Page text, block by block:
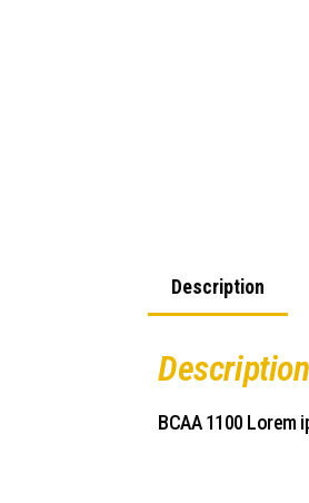
Description
Description
BCAA 1100 Lorem